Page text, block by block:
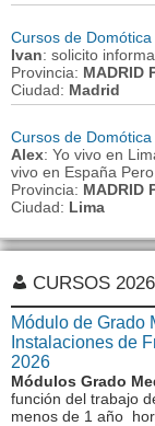
Cursos de
Ivan: solicito
Provincia: MADRID
Ciudad: Madrid
Cursos de
Alex: Yo vivo en
vivo en España
Provincia: MADRID
Ciudad: Lima
CURSOS
Módulo de Grado
Instalaciones de
2026
Módulos Grado
función del trabajo
menos de 1 año